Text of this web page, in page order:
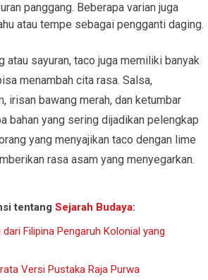
panggang. Beberapa varian juga
atau tempe sebagai pengganti daging.
atau sayuran, taco juga memiliki banyak
menambah cita rasa. Salsa,
irisan bawang merah, dan ketumbar
bahan yang sering dijadikan pelengkap
yang menyajikan taco dengan lime
rasa asam yang menyegarkan.
tentangSejarah Budaya:
dari Filipina Pengaruh Kolonial yang
Versi Pustaka Raja Purwa